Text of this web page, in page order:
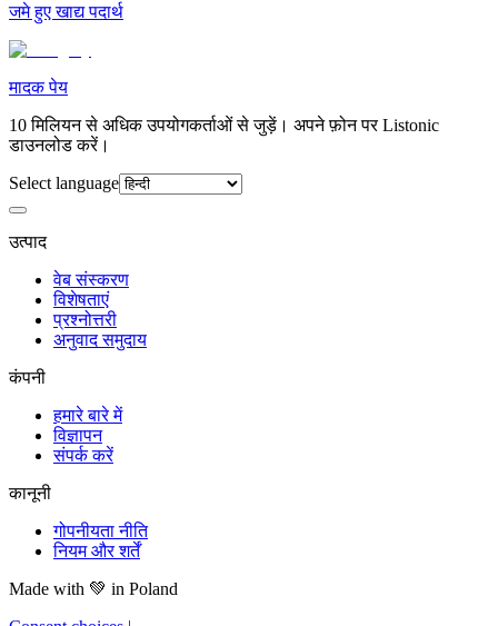
जमे हुए खाद्य पदार्थ
मादक पेय
10 मिलियन से अधिक उपयोगकर्ताओं से जुड़ें। अपने फ़ोन पर Listonic
डाउनलोड करें।
Select language
उत्पाद
वेब संस्करण
विशेषताएं
प्रश्नोत्तरी
अनुवाद समुदाय
कंपनी
हमारे बारे में
विज्ञापन
संपर्क करें
कानूनी
गोपनीयता नीति
नियम और शर्तें
Made with 💚 in Poland